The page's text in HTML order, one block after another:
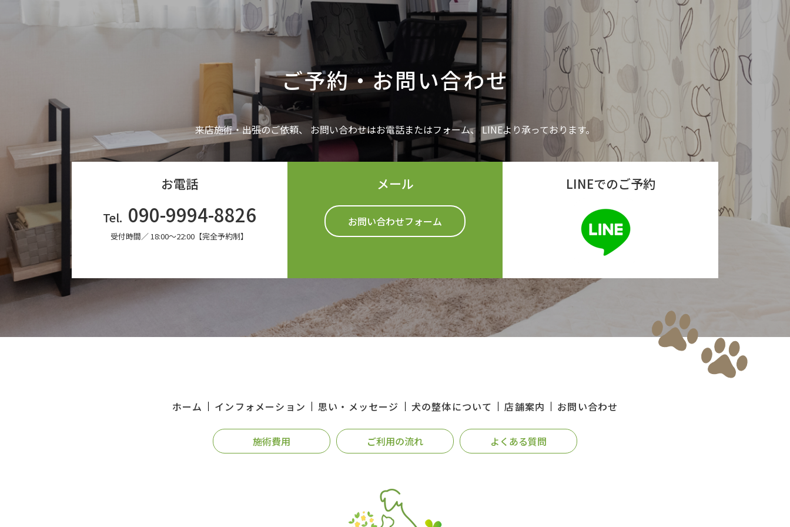
ご予約・お問い合わせ
来店施術・出張のご依頼、 お問い合わせはお電話またはフォーム、 LINEより承っております。
お電話
Tel. 090-9994-8826
受付時間／ 18:00〜22:00【完全予約制】
メール
お問い合わせフォーム
LINEでのご予約
ホーム インフォメーション 思い・メッセージ 犬の整体について 店舗案内 お問い合わせ
施術費用 ご利用の流れ よくある質問